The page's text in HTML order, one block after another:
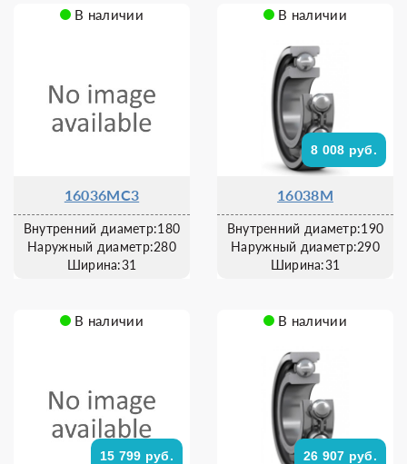
В наличии
16036MC3
Внутренний диаметр:180
Наружный диаметр:280
Ширина:31
В наличии
8 008 руб.
16038M
Внутренний диаметр:190
Наружный диаметр:290
Ширина:31
В наличии
15 799 руб.
В наличии
26 907 руб.